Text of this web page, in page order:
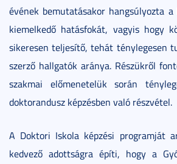
évének bemutatásakor hangsúlyozta a
kiemelkedő hatásfokát, vagyis hogy
sikeresen teljesítő, tehát ténylegesen
szerző hallgatók aránya. Részükről
szakmai előmenetelük során
doktorandusz képzésben való részvétel.
A Doktori Iskola képzési programját
kedvező adottságra építi, hogy a